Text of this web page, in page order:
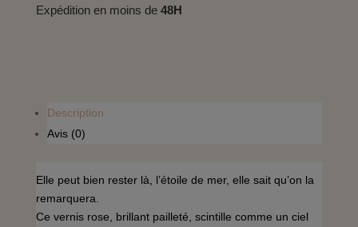
Expédition en moins de 48H
Description
Avis (0)
Elle peut bien rester là, l’étoile de mer, elle sait qu’on la
remarquera.
Ce vernis rose, brillant pailleté, scintille comme un ciel